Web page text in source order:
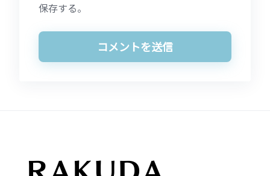
保存する。